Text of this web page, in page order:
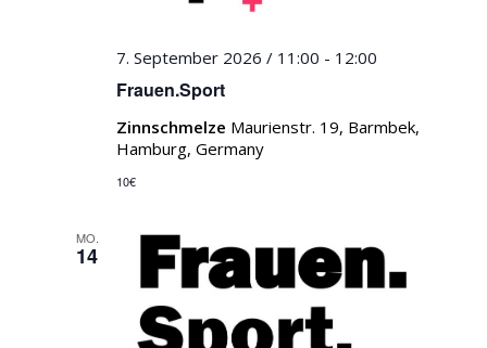
Frauen.Sport
7. September 2026 / 11:00 - 12:00
Zinnschmelze Maurienstr. 19, Barmbek,
Hamburg, Germany
10€
MO.
14